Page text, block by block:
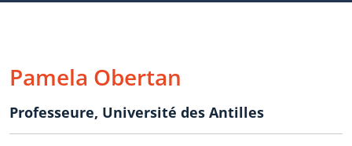
Pamela Obertan
Professeure, Université des Antilles